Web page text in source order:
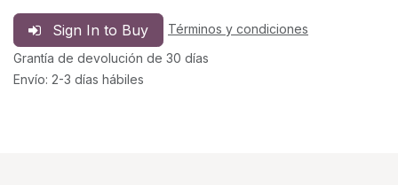
Sign In to Buy
Términos y condiciones
Grantía de devolución de 30 días
Envío: 2-3 días hábiles